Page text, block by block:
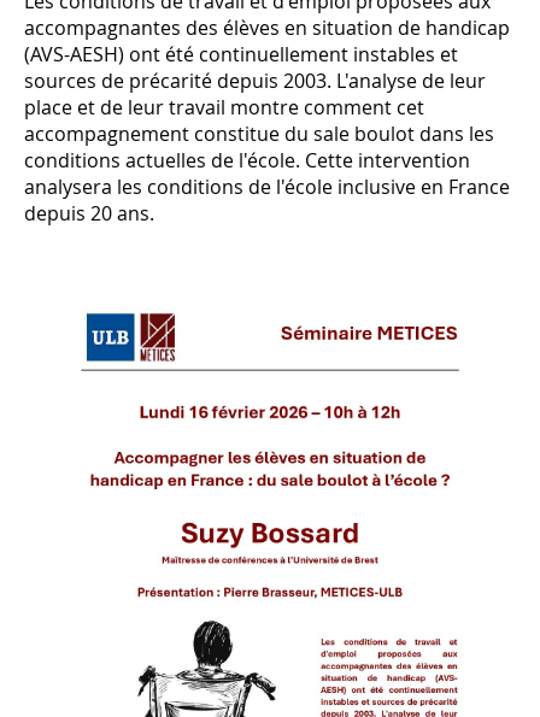
accompagnantes des élèves en situation de handicap
(AVS-AESH) ont été continuellement instables et
sources de précarité depuis 2003. L'analyse de leur
place et de leur travail montre comment cet
accompagnement constitue du sale boulot dans les
conditions actuelles de l'école. Cette intervention
analysera les conditions de l'école inclusive en France
depuis 20 ans.